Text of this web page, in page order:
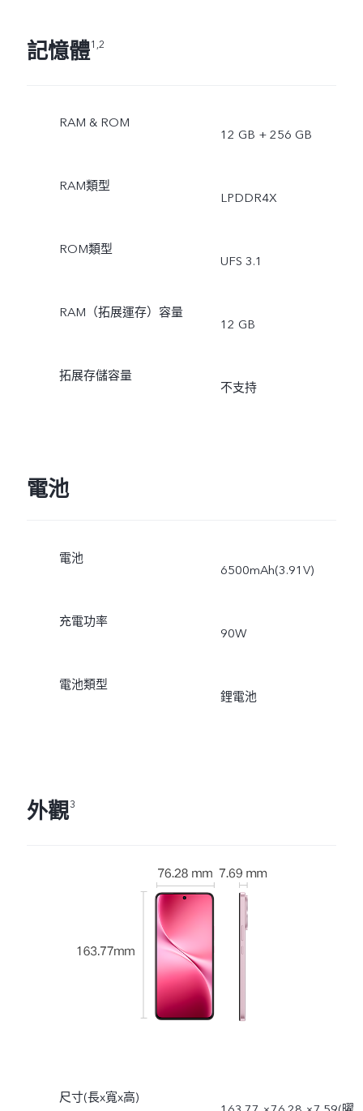
記憶體1,2
RAM & ROM
12 GB + 256 GB
RAM類型
LPDDR4X
ROM類型
UFS 3.1
RAM（拓展運存）容量
12 GB
拓展存儲容量
不支持
電池
電池
6500mAh(3.91V)
充電功率
90W
電池類型
鋰電池
外觀3
尺寸(長x寬x高)